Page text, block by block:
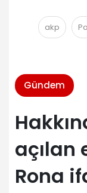
akp
Gündem
açılan
Rona